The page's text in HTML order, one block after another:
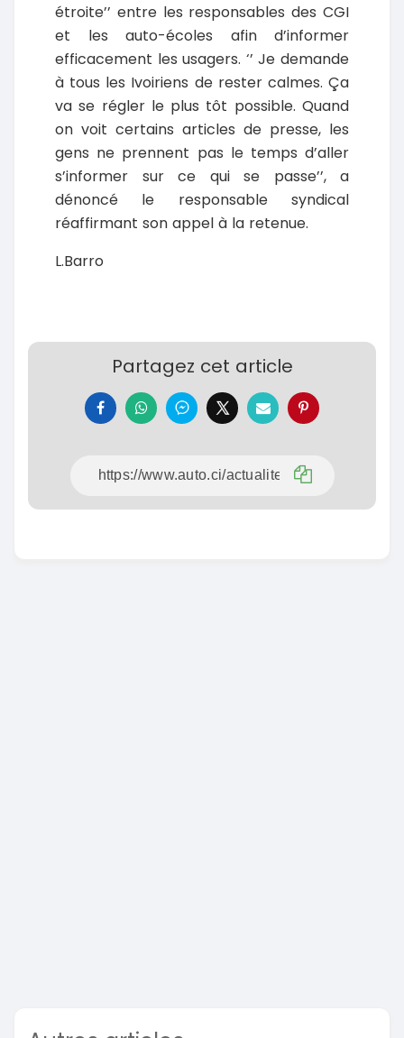
étroite’’ entre les responsables des CGI
et les auto-écoles afin d’informer
efficacement les usagers. ‘’ Je demande
à tous les Ivoiriens de rester calmes. Ça
va se régler le plus tôt possible. Quand
on voit certains articles de presse, les
gens ne prennent pas le temps d’aller
s’informer sur ce qui se passe’’, a
dénoncé le responsable syndical
réaffirmant son appel à la retenue.
L.Barro
Partagez cet article